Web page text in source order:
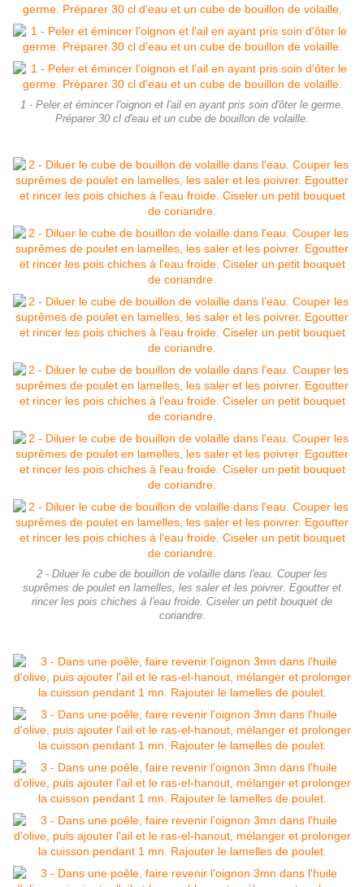
1 - Peler et émincer l'oignon et l'ail en ayant pris soin d'ôter le germe.
Préparer 30 cl d'eau et un cube de bouillon de volaille.
2 - Diluer le cube de bouillon de volaille dans l'eau. Couper les
suprêmes de poulet en lamelles, les saler et les poivrer. Egoutter et
rincer les pois chiches à l'eau froide. Ciseler un petit bouquet de
coriandre.